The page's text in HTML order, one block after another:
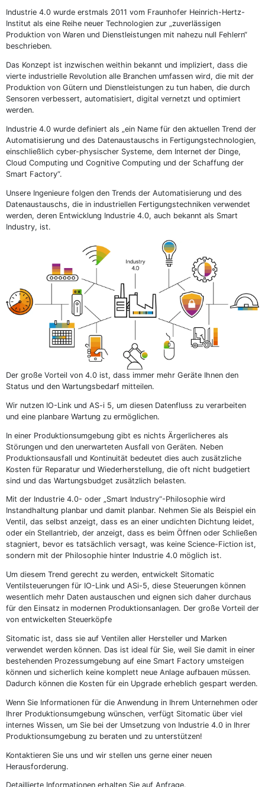
Industrie 4.0 wurde erstmals 2011 vom Fraunhofer Heinrich-Hertz-
Institut als eine Reihe neuer Technologien zur „zuverlässigen
Produktion von Waren und Dienstleistungen mit nahezu null Fehlern“
beschrieben.
Das Konzept ist inzwischen weithin bekannt und impliziert, dass die
vierte industrielle Revolution alle Branchen umfassen wird, die mit der
Produktion von Gütern und Dienstleistungen zu tun haben, die durch
Sensoren verbessert, automatisiert, digital vernetzt und optimiert
werden.
Industrie 4.0 wurde definiert als „ein Name für den aktuellen Trend der
Automatisierung und des Datenaustauschs in Fertigungstechnologien,
einschließlich cyber-physischer Systeme, dem Internet der Dinge,
Cloud Computing und Cognitive Computing und der Schaffung der
Smart Factory“.
Unsere Ingenieure folgen den Trends der Automatisierung und des
Datenaustauschs, die in industriellen Fertigungstechniken verwendet
werden, deren Entwicklung Industrie 4.0, auch bekannt als Smart
Industry, ist.
Der große Vorteil von 4.0 ist, dass immer mehr Geräte Ihnen den
Status und den Wartungsbedarf mitteilen.
Wir nutzen IO-Link und AS-i 5, um diesen Datenfluss zu verarbeiten
und eine planbare Wartung zu ermöglichen.
In einer Produktionsumgebung gibt es nichts Ärgerlicheres als
Störungen und den unerwarteten Ausfall von Geräten. Neben
Produktionsausfall und Kontinuität bedeutet dies auch zusätzliche
Kosten für Reparatur und Wiederherstellung, die oft nicht budgetiert
sind und das Wartungsbudget zusätzlich belasten.
Mit der Industrie 4.0- oder „Smart Industry“-Philosophie wird
Instandhaltung planbar und damit planbar. Nehmen Sie als Beispiel ein
Ventil, das selbst anzeigt, dass es an einer undichten Dichtung leidet,
oder ein Stellantrieb, der anzeigt, dass es beim Öffnen oder Schließen
stagniert, bevor es tatsächlich versagt, was keine Science-Fiction ist,
sondern mit der Philosophie hinter Industrie 4.0 möglich ist.
Um diesem Trend gerecht zu werden, entwickelt Sitomatic
Ventilsteuerungen für IO-Link und ASi-5, diese Steuerungen können
wesentlich mehr Daten austauschen und eignen sich daher durchaus
für den Einsatz in modernen Produktionsanlagen. Der große Vorteil der
von entwickelten Steuerköpfe
Sitomatic ist, dass sie auf Ventilen aller Hersteller und Marken
verwendet werden können. Das ist ideal für Sie, weil Sie damit in einer
bestehenden Prozessumgebung auf eine Smart Factory umsteigen
können und sicherlich keine komplett neue Anlage aufbauen müssen.
Dadurch können die Kosten für ein Upgrade erheblich gespart werden.
Wenn Sie Informationen für die Anwendung in Ihrem Unternehmen oder
Ihrer Produktionsumgebung wünschen, verfügt Sitomatic über viel
internes Wissen, um Sie bei der Umsetzung von Industrie 4.0 in Ihrer
Produktionsumgebung zu beraten und zu unterstützen!
Kontaktieren Sie uns und wir stellen uns gerne einer neuen
Herausforderung.
Detaillierte Informationen erhalten Sie auf Anfrage.